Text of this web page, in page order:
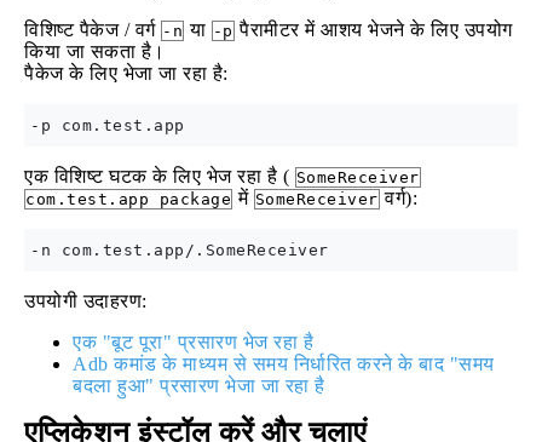
विशिष्ट पैकेज / वर्ग -n या -p पैरामीटर में आशय भेजने के लिए उपयोग
किया जा सकता है।
पैकेज के लिए भेजा जा रहा है:
एक विशिष्ट घटक के लिए भेज रहा है ( SomeReceiver
com.test.app package में SomeReceiver वर्ग):
उपयोगी उदाहरण:
एक "बूट पूरा" प्रसारण भेज रहा है
Adb कमांड के माध्यम से समय निर्धारित करने के बाद "समय
बदला हुआ" प्रसारण भेजा जा रहा है
एप्लिकेशन इंस्टॉल करें और चलाएं